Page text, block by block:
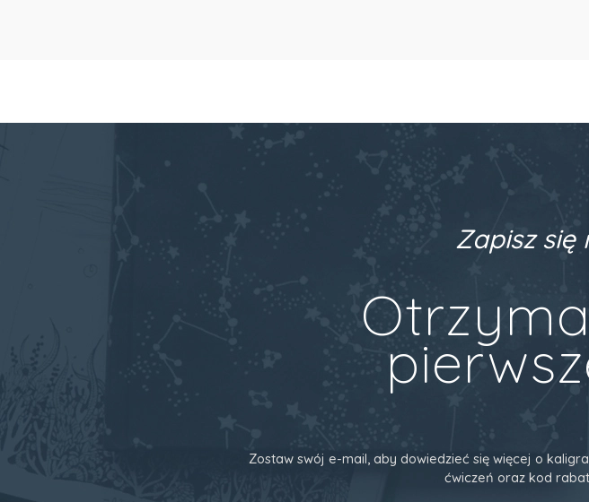
Zapisz się
Zostaw swój e-mail, aby dowiedzieć się więcej o
ćwiczeń oraz kod